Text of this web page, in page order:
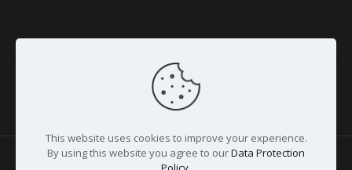
This website uses cookies to improve your experience.
By using this website you agree to ourData Protection